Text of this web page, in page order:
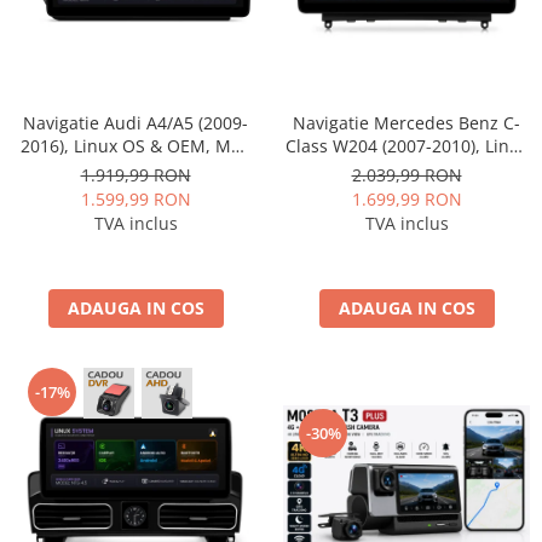
Navigatie Audi A4/A5 (2009-
2016), Linux OS & OEM, MMI
3G, CarPlay & Android Auto
Wireless, MirrorLink, Camera
AHD, 12.3 Inch - AD-
1.919,99 RON
1.599,99 RON
TVA inclus
ADAUGA IN COS
Navigatie Mercedes Benz C-
Class W204 (2007-2010), Linux
OS & OEM, NTG 4.0, CarPlay &
Android Auto Wireless,
MirrorLink, Camera AHD, 12.3
2.039,99 RON
1.699,99 RON
TVA inclus
ADAUGA IN COS
-17%
-30%